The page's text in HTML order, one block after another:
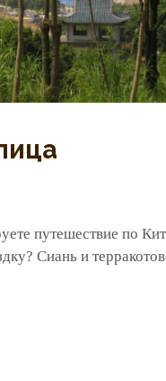
путешествие по
Сиань и